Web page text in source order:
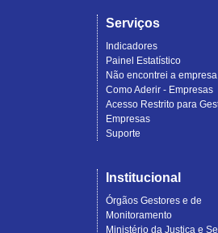
Serviços
Indicadores
Painel Estatístico
Não encontrei a empresa
Como Aderir - Empresas
Acesso Restrito para
Empresas
Suporte
Institucional
Órgãos Gestores e de
Monitoramento
Ministério da Justiça e